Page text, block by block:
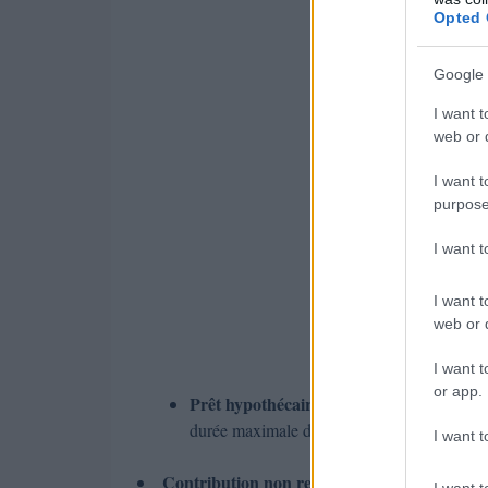
Opted
Google
I want
web or
I want
I want
I want
web or
I want
or app.
I want
Prêt hypothécaire subventionné à taux
durée maximale de 15 ans.
Contribution non remboursable : couvre